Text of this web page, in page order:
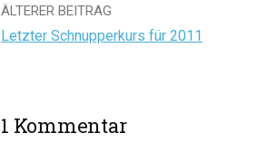
Beitrags-
ÄLTERER BEITRAG
Letzter Schnupperkurs für 2011
1 Kommentar